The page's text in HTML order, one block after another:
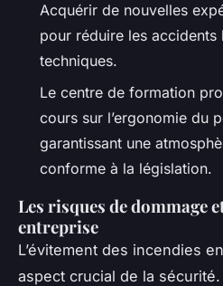
Acquérir de nouvelles
pour réduire les accidents
techniques.
Le centre de formation
cours sur l’ergonomie du
garantissant une
conforme à la législation.
Les risques de dommage
entreprise
L’évitement des incendies
aspect crucial de la